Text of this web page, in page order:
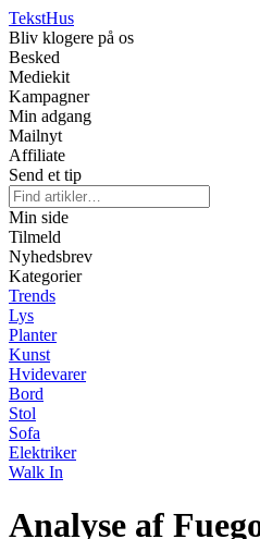
TekstHus
Bliv klogere på os
Besked
Mediekit
Kampagner
Min adgang
Mailnyt
Affiliate
Send et tip
Min side
Tilmeld
Nyhedsbrev
Kategorier
Trends
Lys
Planter
Kunst
Hvidevarer
Bord
Stol
Sofa
Elektriker
Walk In
Analyse af